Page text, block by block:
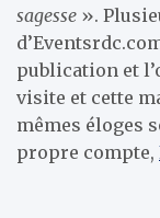
sagesse ».
publication et
visite et cette
mêmes éloges
propre compte,